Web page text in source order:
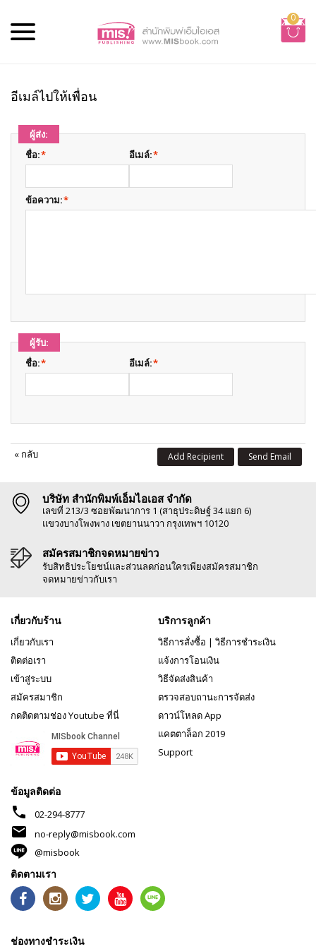
0
อีเมล์ไปให้เพื่อน
ผู้ส่ง:
*
ชื่อ: *
อีเมล์:
*
ข้อความ:
ผู้รับ:
*
ชื่อ: *
อีเมล์:
« กลับ Send Email
Add Recipient
บริษัท สำนักพิมพ์เอ็มไอเอส จำกัด
เลขที่ 213/3 ซอยพัฒนาการ 1 (สาธุประดิษฐ์ 34 แยก 6)
แขวงบางโพงพาง เขตยานนาวา กรุงเทพฯ 10120
สมัครสมาชิกจดหมายข่าว
รับสิทธิประโยชน์และส่วนลดก่อนใครเพียงสมัครสมาชิก
จดหมายข่าวกับเรา
เกี่ยวกับร้าน
เกี่ยวกับเรา
ติดต่อเรา
เข้าสู่ระบบ
สมัครสมาชิก
กดติดตามช่อง Youtube ที่นี่
บริการลูกค้า
วิธีการสั่งซื้อ | วิธีการชำระเงิน
แจ้งการโอนเงิน
วิธีจัดส่งสินค้า
ตรวจสอบถานะการจัดส่ง
ดาวน์โหลด App
แคตตาล็อก 2019
Support
ข้อมูลติดต่อ
phone 02-294-8777
mail
no-reply@misbook.com
@misbook
ติดตามเรา
ช่องทางชำระเงิน